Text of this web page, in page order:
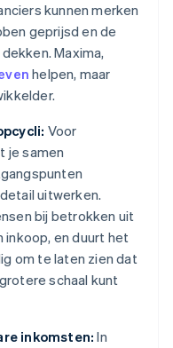
kunnen merken
geprijsd en de
Maxima,
helpen, maar
Voor
je samen
uitwerken.
bij betrokken uit
inkoop, en duurt het
om te laten zien dat
schaal kunt
inkomsten: In